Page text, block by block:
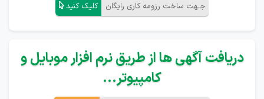
جـهت ساخت رزومه کاری رایگان کلیک کنید
دریافت آگهی ها از طریق نرم افزار موبایل و
کامپیوتر...